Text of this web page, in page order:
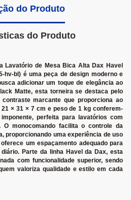
do Produto
do Produto
Lavatório de Mesa Bica Alta Dax Havel
hv-bl) é uma peça de design moderno e
adicionar um toque de elegância ao
Matte, esta torneira se destaca pelo
marcante que proporciona ao
× 31 × 7 cm e peso de 1 kg conferem-
perfeita para lavatórios com
O monocomando facilita o controle da
proporcionando uma experiência de uso
um espaçamento adequado para
Parte da linha Havel da Dax, esta
com funcionalidade superior, sendo
valoriza qualidade e estilo em cada